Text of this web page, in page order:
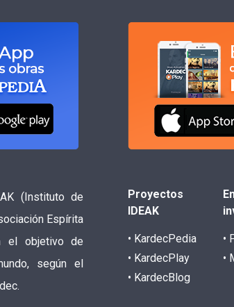
(Instituto de
Espírita
el objetivo de
según el
Proyectos
IDEAK
• KardecPedia
• KardecPlay
• KardecBlog
•
•